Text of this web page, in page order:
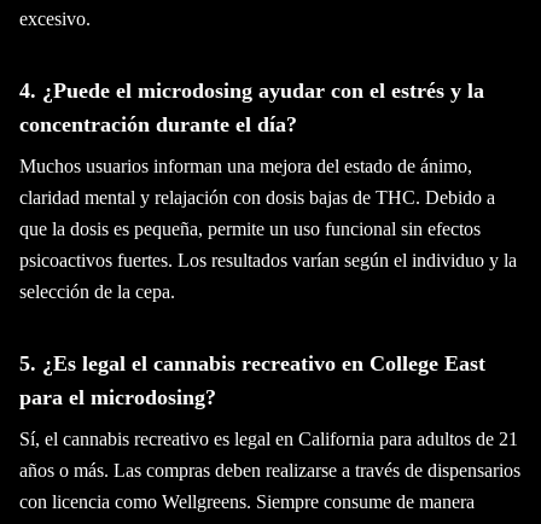
excesivo.
4. ¿Puede el microdosing ayudar con el estrés y la
concentración durante el día?
Muchos usuarios informan una mejora del estado de ánimo,
claridad mental y relajación con dosis bajas de THC. Debido a
que la dosis es pequeña, permite un uso funcional sin efectos
psicoactivos fuertes. Los resultados varían según el individuo y la
selección de la cepa.
5. ¿Es legal el cannabis recreativo en College East
para el microdosing?
Sí, el cannabis recreativo es legal en California para adultos de 21
años o más. Las compras deben realizarse a través de dispensarios
con licencia como Wellgreens. Siempre consume de manera